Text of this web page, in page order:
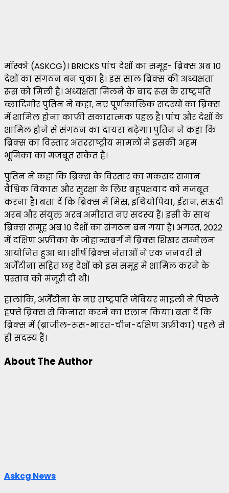
मॉस्को (ASKCG)। BRICKS पांच देशों का समूह- ब्रिक्स अब 10
देशों का संगठन बन चुका है। इस साल ब्रिक्स की अध्यक्षता
रूस को मिली है। अध्यक्षता मिलने के बाद रूस के राष्ट्रपति
व्लादिमीर पुतिन ने कहा, नए पूर्णकालिक सदस्यों का ब्रिक्स
में शामिल होना काफी सकारात्मक पहल है। पांच और देशों के
शामिल होने से संगठन का दायरा बढ़ेगा। पुतिन ने कहा कि
ब्रिक्स का विस्तार अंतरराष्ट्रीय मामलों में इसकी अहम
भूमिका का मजबूत संकेत है।
पुतिन ने कहा कि ब्रिक्स के विस्तार का मकसद समान
वैश्विक विकास और सुरक्षा के लिए बहुपक्षवाद को मजबूत
करना है। बता दें कि ब्रिक्स में मिस्र, इथियोपिया, ईरान, सऊदी
अरब और संयुक्त अरब अमीरात नए सदस्य हैं। इसी के साथ
ब्रिक्स समूह अब 10 देशों का संगठन बन गया है। अगस्त, 2022
में दक्षिण अफ्रीका के जोहान्सबर्ग में ब्रिक्स शिखर सम्मेलन
आयोजित हुआ था। शीर्ष ब्रिक्स नेताओं ने एक जनवरी से
अर्जेंटीना सहित छह देशों को इस समूह में शामिल करने के
प्रस्ताव को मंजूरी दी थी।
हालांकि, अर्जेंटीना के नए राष्ट्रपति जेवियर माइली ने पिछले
हफ्ते ब्रिक्स से किनारा करने का एलान किया। बता दें कि
ब्रिक्स में (ब्राजील-रूस-भारत-चीन-दक्षिण अफ्रीका) पहले से
ही सदस्य हैं।
About The Author
Askcg News